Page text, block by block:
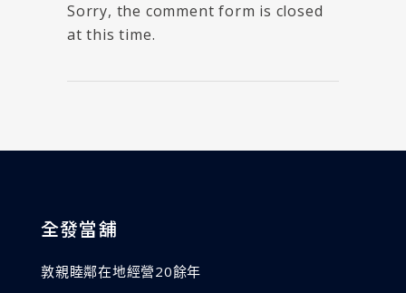
Sorry, the comment form is closed
at this time.
全發當舖
敦親睦鄰在地經營20餘年